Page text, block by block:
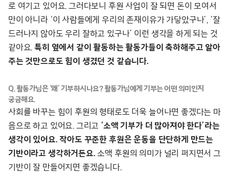
로 여기고 있어요. 그러다보니 후원 사업이 잘 되면 돈이 모여서
만이 아니라 ‘이 사람들에게 우리의 존재이유가 가닿았구나’, ‘잘
드러나지 않아도 우리 잘하고 있구나’ 이런 생각을 하게 되는 것
같아요.특히 옆에서 같이 활동하는 활동가들이 축하해주고 알아
주는 것만으로도 힘이 생겼던 것 같습니다.
Q. 활동가님은 ‘왜’ 기부하시나요? 활동가님에게 기부는 어떤 의미인지
궁금해요.
사회를 바꾸는 힘이 후원의 형태로도 더욱 늘어나면 좋겠다는 마
음으로 하고 있어요. 그리고 ‘소액 기부가 더 많아져야 한다’라는
생각이 있어요. 작아도 꾸준한 후원은 운동을 단단하게 만드는
기반이라고 생각하거든요. 소액 후원의 의미가 널리 퍼지면서 그
기반이 잘 만들어지면 좋겠습니다.